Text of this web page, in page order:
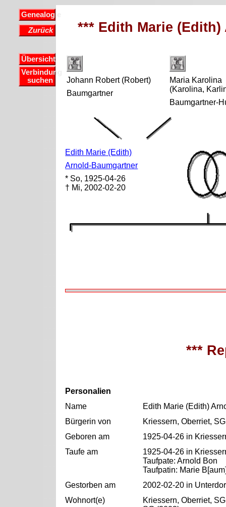
Genealogie
Zurück
Übersicht
Verbindung
suchen
*** Edith Marie
Johann Robert (Robert)
Baumgartner
Maria Karolina
(Karolina,
Baumgartner-
Edith Marie (Edith)
Arnold-Baumgartner
* So, 1925-04-26
† Mi, 2002-02-20
***
Personalien
Name
Edith Marie (Edith)
Bürgerin von
Kriessern, Oberriet, SG
Geboren am
1925-04-26 in
Taufe am
1925-04-26 in
Taufpate: Arnold Bon
Taufpatin: Marie
Gestorben am
2002-02-20 in
Wohnort(e)
Kriessern, Oberriet,